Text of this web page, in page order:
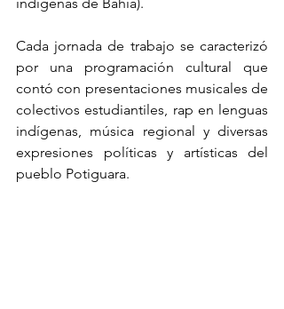
Cada jornada de trabajo se caracterizó
por una programación cultural que
contó con presentaciones musicales de
colectivos estudiantiles, rap en lenguas
indígenas, música regional y diversas
expresiones políticas y artísticas del
pueblo Potiguara.